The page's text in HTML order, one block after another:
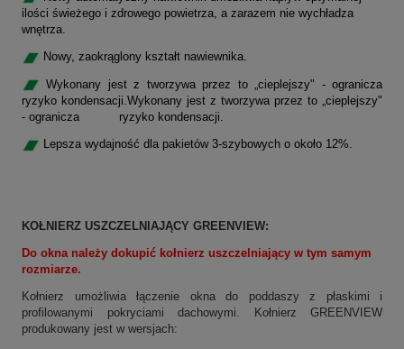
ilości świeżego i zdrowego powietrza, a zarazem nie wychładza
wnętrza.
Nowy, zaokrąglony kształt nawiewnika.
Wykonany jest z tworzywa przez to „cieplejszy" - ogranicza
ryzyko kondensacji.Wykonany jest z tworzywa przez to „cieplejszy"
- ogranicza ryzyko kondensacji.
Lepsza wydajność dla pakietów 3-szybowych o około 12%.
KOŁNIERZ USZCZELNIAJĄCY GREENVIEW:
Do okna należy dokupić kołnierz uszczelniający w tym samym
rozmiarze.
Kołnierz umożliwia łączenie okna do poddaszy z płaskimi i
profilowanymi pokryciami dachowymi. Kołnierz GREENVIEW
produkowany jest w wersjach: